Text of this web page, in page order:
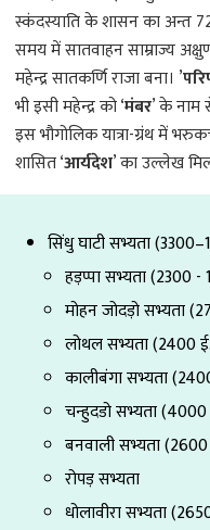
सिंधु घाटी सभ्यता
हड़प्पा सभ्यता (2300 -
मोहन जोदड़ो सभ्यता
लोथल सभ्यता (2400
कालीबंगा सभ्यता
चन्हुदडो सभ्यता
बनवाली सभ्यता
रोपड़ सभ्यता
धोलावीरा सभ्यता
स्कंदस्याति के शासन का अन्त
समय में सातवाहन साम्राज्य
महेन्द्र सातकर्णि राजा बना। ’
भी इसी महेन्द्र को ‘मंबर’ के नाम
इस भौगोलिक यात्रा-ग्रंथ में
शासित ‘आर्यदेश’ का उल्लेख